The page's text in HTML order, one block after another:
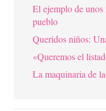
El ejemplo de unos
pueblo
Queridos niños:
«Queremos el
La maquinaria de